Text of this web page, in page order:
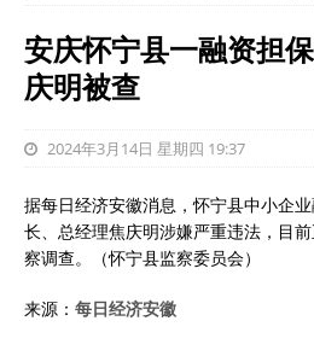
安庆怀宁县一融资担
庆明被查
2024年3月14日 星期四 19:37
据每日经济安徽消息，怀宁县中小企
长、总经理焦庆明涉嫌严重违法，目
察调查。（怀宁县监察委员会）
来源： 每日经济安徽